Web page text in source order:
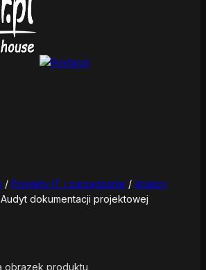
/ Projekty IT i zarządzanie / Analizy
Audyt dokumentacji projektowej